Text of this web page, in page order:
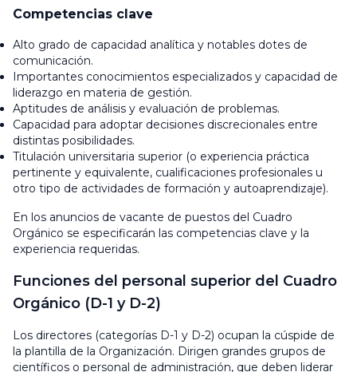
Competencias clave
Alto grado de capacidad analítica y notables dotes de
comunicación.
Importantes conocimientos especializados y capacidad de
liderazgo en materia de gestión.
Aptitudes de análisis y evaluación de problemas.
Capacidad para adoptar decisiones discrecionales entre
distintas posibilidades.
Titulación universitaria superior (o experiencia práctica
pertinente y equivalente, cualificaciones profesionales u
otro tipo de actividades de formación y autoaprendizaje).
En los anuncios de vacante de puestos del Cuadro
Orgánico se especificarán las competencias clave y la
experiencia requeridas.
Funciones del personal superior del Cuadro
Orgánico (D-1 y D-2)
Los directores (categorías D-1 y D-2) ocupan la cúspide de
la plantilla de la Organización. Dirigen grandes grupos de
científicos o personal de administración, que deben liderar